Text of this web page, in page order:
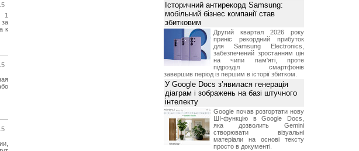
1
к
Історичний антирекорд Samsung:
мобільний бізнес компанії став
збитковим
Другий квартал 2026 року
приніс рекордний прибуток
для Samsung Electronics,
забезпечений зростанням цін
на чипи пам'яті, проте
підрозділ смартфонів
завершив період із першим в історії збитком.
У Google Docs з’явилася генерація
діаграм і зображень на базі штучного
інтелекту
Google почав розгортати нову
ШІ-функцію в Google Docs,
яка дозволить Gemini
створювати візуальні
матеріали на основі тексту
просто в документі.